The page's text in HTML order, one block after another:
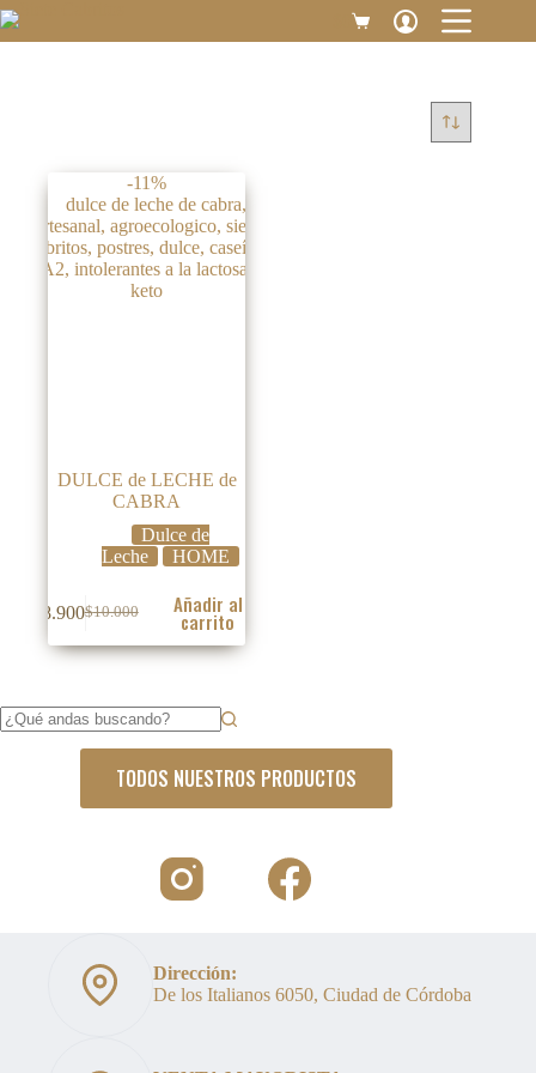
Saltar
al
Carro
0
-11%
DULCE de LECHE de
CABRA
Dulce de
Leche
HOME
$10.000
El
precio
original
$10.000.
8.900El
precio
actual
$8.900.
Añadir al
carrito
TODOS NUESTROS PRODUCTOS
Dirección:
De los Italianos 6050, Ciudad de Córdoba